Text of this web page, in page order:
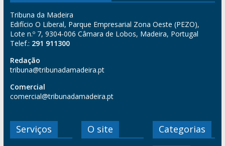
Tribuna da Madeira
Edifício O Liberal, Parque Empresarial Zona Oeste (PEZO),
Lote n.º 7, 9304-006 Câmara de Lobos, Madeira, Portugal
Telef.: 291 911300
Redação
tribuna@tribunadamadeira.pt
Comercial
comercial@tribunadamadeira.pt
Serviços O site Categorias